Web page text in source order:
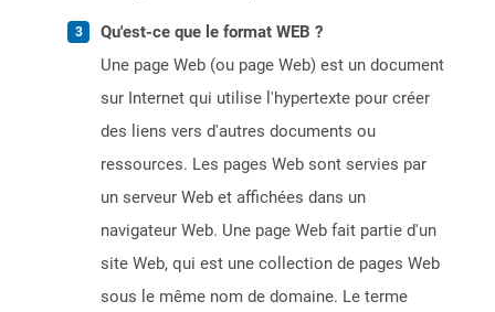
Qu'est-ce que le format WEB ?
Une page Web (ou page Web) est un document
sur Internet qui utilise l'hypertexte pour créer
des liens vers d'autres documents ou
ressources. Les pages Web sont servies par
un serveur Web et affichées dans un
navigateur Web. Une page Web fait partie d'un
site Web, qui est une collection de pages Web
sous le même nom de domaine. Le terme